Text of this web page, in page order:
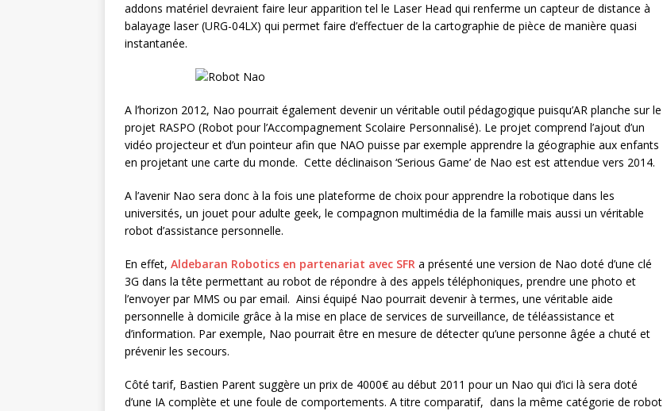
addons matériel devraient faire leur apparition tel le Laser Head qui renferme un capteur de distance à
balayage laser (URG-04LX) qui permet faire d’effectuer de la cartographie de pièce de manière quasi
instantanée.
A l’horizon 2012, Nao pourrait également devenir un véritable outil pédagogique puisqu’AR planche sur le
projet RASPO (Robot pour l’Accompagnement Scolaire Personnalisé). Le projet comprend l’ajout d’un
vidéo projecteur et d’un pointeur afin que NAO puisse par exemple apprendre la géographie aux enfants
en projetant une carte du monde. Cette déclinaison ‘Serious Game’ de Nao est est attendue vers 2014.
A l’avenir Nao sera donc à la fois une plateforme de choix pour apprendre la robotique dans les
universités, un jouet pour adulte geek, le compagnon multimédia de la famille mais aussi un véritable
robot d’assistance personnelle.
En effet, Aldebaran Robotics en partenariat avec SFR a présenté une version de Nao doté d’une clé
3G dans la tête permettant au robot de répondre à des appels téléphoniques, prendre une photo et
l’envoyer par MMS ou par email. Ainsi équipé Nao pourrait devenir à termes, une véritable aide
personnelle à domicile grâce à la mise en place de services de surveillance, de téléassistance et
d’information. Par exemple, Nao pourrait être en mesure de détecter qu’une personne âgée a chuté et
prévenir les secours.
Côté tarif, Bastien Parent suggère un prix de 4000€ au début 2011 pour un Nao qui d’ici là sera doté
d’une IA complète et une foule de comportements. A titre comparatif, dans la même catégorie de robot